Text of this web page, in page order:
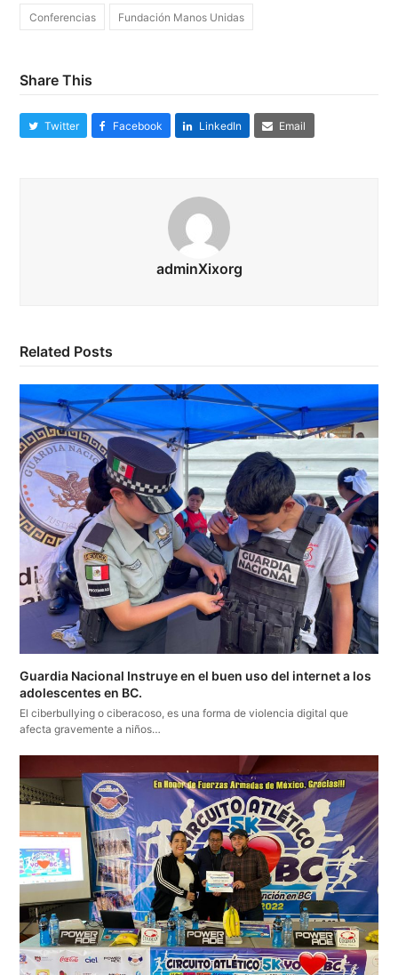
Conferencias Fundación Manos Unidas
Share This
Twitter Facebook LinkedIn Email
adminXixorg
Related Posts
Guardia Nacional Instruye en el buen uso del internet a los
adolescentes en BC.
El ciberbullying o ciberacoso, es una forma de violencia digital que
afecta gravemente a niños…